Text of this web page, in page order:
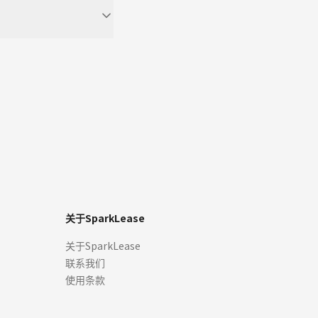
关于SparkLease
关于SparkLease
联系我们
使用条款